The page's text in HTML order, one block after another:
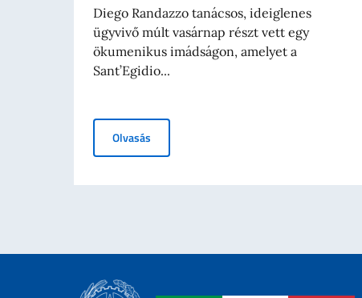
Diego Randazzo tanácsos, ideiglenes
ügyvivő múlt vasárnap részt vett egy
ökumenikus imádságon, amelyet a
Sant’Egidio...
Olvasás Ökumenikus ima a Pharrajimosban és